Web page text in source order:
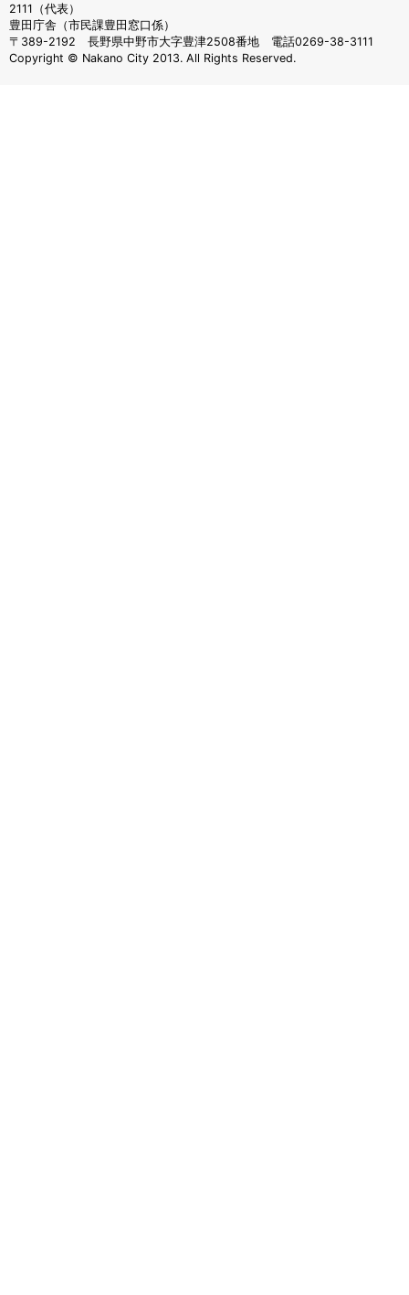
2111（代表）
豊田庁舎（市民課豊田窓口係）
〒389-2192 長野県中野市大字豊津2508番地 電話0269-38-3111
Copyright © Nakano City 2013. All Rights Reserved.